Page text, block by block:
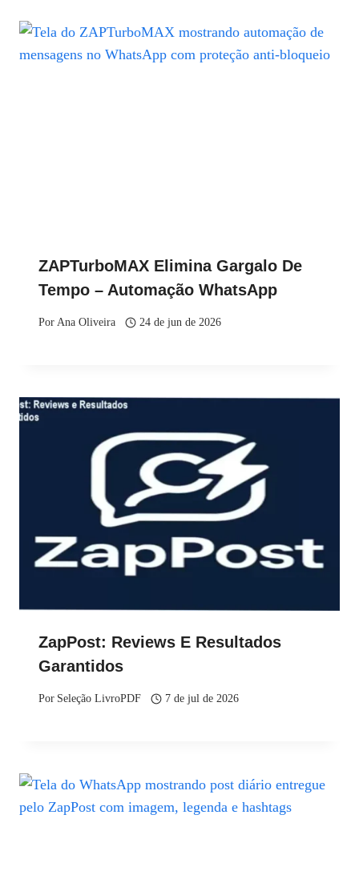
ZAPTurboMAX Elimina Gargalo De
Tempo – Automação WhatsApp
PorAna Oliveira 24 de jun de 2026
ZapPost: Reviews E Resultados
Garantidos
Por Seleção LivroPDF 7 de jul de 2026